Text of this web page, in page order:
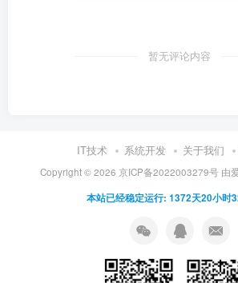
暂无评论内容
IT技术 系统开发 关于我们
Copyright ©2026 京ICP备2022003279号由
本站已经稳定运行: 1372天20小时